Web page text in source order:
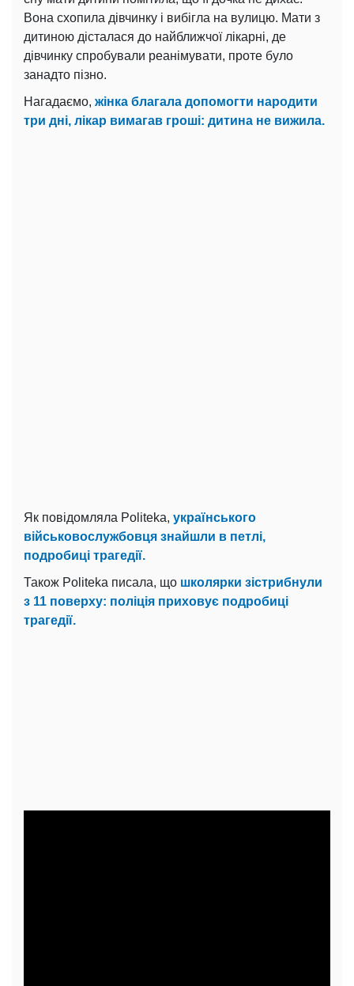
Вона схопила дівчинку і вибігла на вулицю. Мати з
дитиною дісталася до найближчої лікарні, де
дівчинку спробували реанімувати, проте було
занадто пізно.
Нагадаємо, жінка благала допомогти народити
три дні, лікар вимагав гроші: дитина не вижила.
Як повідомляла Politeka, українського
військовослужбовця знайшли в петлі,
подробиці трагедії.
Також Politeka писала, що школярки зістрибнули
з 11 поверху: поліція приховує подробиці
трагедії.